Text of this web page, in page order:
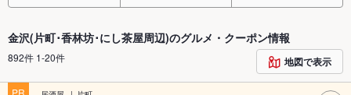
金沢(片町･香林坊･にし茶屋周辺)のグルメ・クーポン情報
892件 1-20件 地図で表示
PR